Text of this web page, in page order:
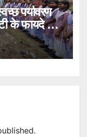
पर्यावरण
के फायदे भी